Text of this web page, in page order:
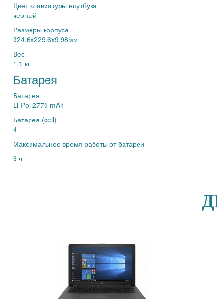
Цвет клавиатуры ноутбука
черный
Размеры корпуса
324.6x229.6x9.98мм
Вес
1.1 кг
Батарея
Батарея
Li-Pol 2770 mAh
Батарея (cell)
4
Максимальное время работы от батареи
9 ч